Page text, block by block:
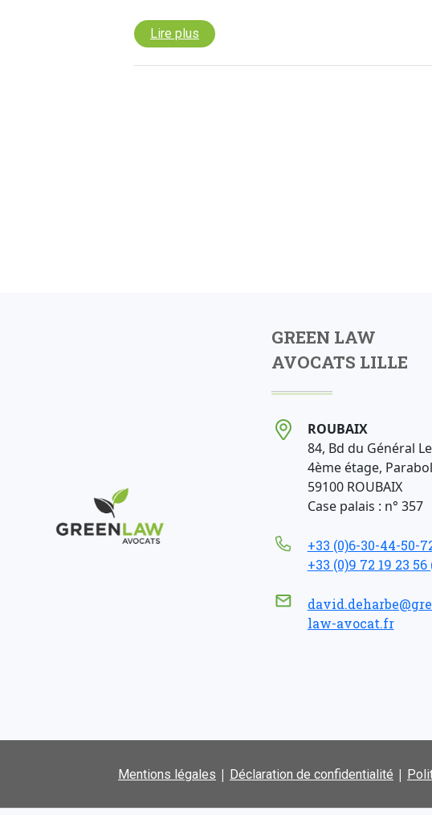
Lire plus
GREEN LAW
AVOCATS LILLE
ROUBAIX
84, Bd du Général
4ème étage,
59100 ROUBAIX
Case palais : n° 357
+33 (0)6-30-44-50-
+33 (0)9 72 19 23 56
law-avocat.fr
Mentions légales | Déclaration de confidentialité |